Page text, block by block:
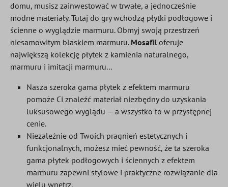
domu, musisz zainwestować w trwałe, a jednocześnie
modne materiały. Tutaj do gry wchodzą płytki podłogowe i
ścienne o wyglądzie marmuru. Obmyj swoją przestrzeń
niesamowitym blaskiem marmuru. Mosafil oferuje
największą kolekcję płytek z kamienia naturalnego,
marmuru i imitacji marmuru...
Nasza szeroka gama płytek z efektem marmuru
pomoże Ci znaleźć materiał niezbędny do uzyskania
luksusowego wyglądu — a wszystko to w przystępnej
cenie.
Niezależnie od Twoich pragnień estetycznych i
funkcjonalnych, możesz mieć pewność, że ta szeroka
gama płytek podłogowych i ściennych z efektem
marmuru zapewni stylowe i praktyczne rozwiązanie dla
wielu wnętrz.